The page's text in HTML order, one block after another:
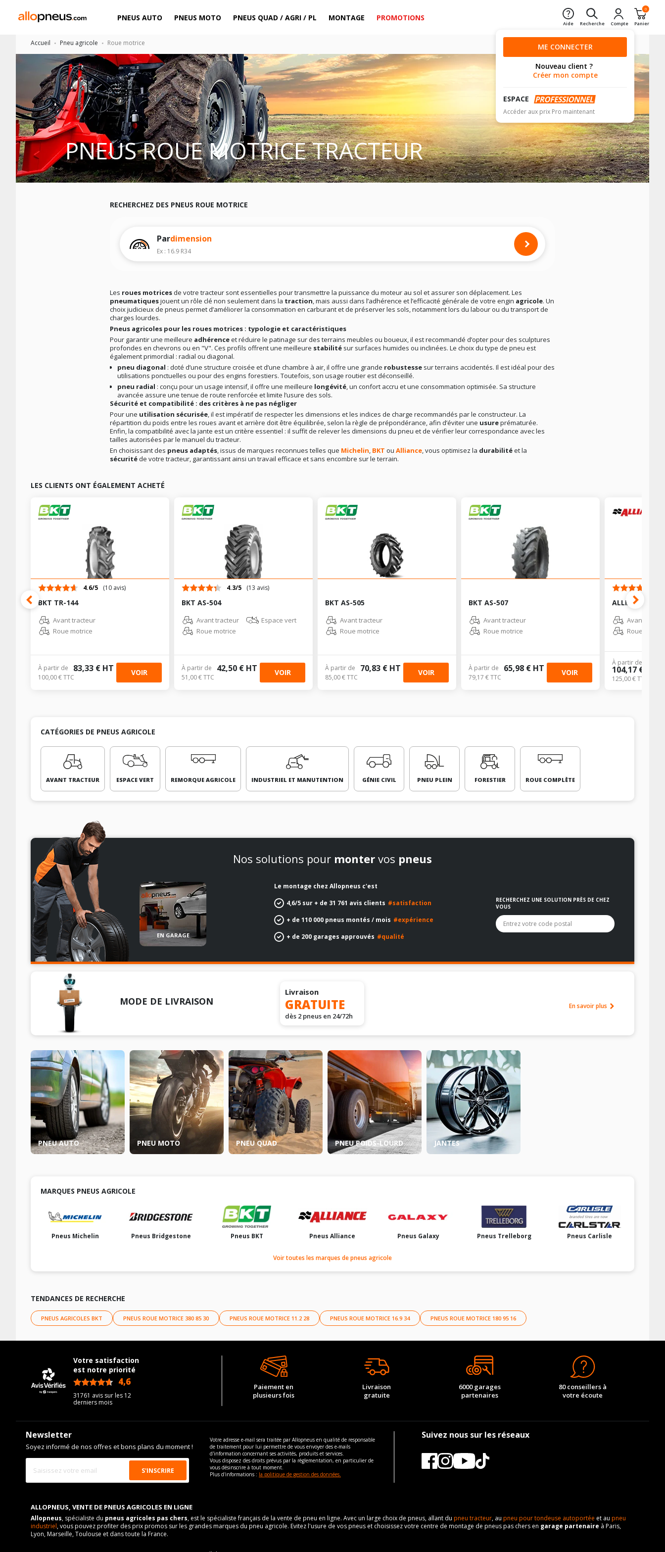
PNEUS AUTO PNEUS MOTO PNEUS QUAD / AGRI / PL MONTAGE PROMOTIONS
Aide Recherche Compte
0
Panier
ME CONNECTER
Nouveau client ?
Créer mon compte
ESPACE
Accéder aux prix Pro maintenant
Accueil Pneu agricole Roue motrice
PNEUS ROUE MOTRICE TRACTEUR
RECHERCHEZ DES PNEUS ROUE MOTRICE
Pardimension
Ex : 16.9 R34
Les roues motricesde votre tracteur sont essentielles pour transmettre la puissance du moteur au sol et assurer son déplacement. Les
pneumatiquesjouent un rôle clé non seulement dans la traction, mais aussi dans l’adhérence et l’efficacité générale de votre engin agricole. Un
choix judicieux de pneus permet d’améliorer la consommation en carburant et de préserver les sols, notamment lors du labour ou du transport de
charges lourdes.
Pneus agricoles pour les roues motrices : typologie et caractéristiques
Pour garantir une meilleure adhérenceet réduire le patinage sur des terrains meubles ou boueux, il est recommandé d’opter pour des sculptures
profondes en chevrons ou en "V". Ces profils offrent une meilleure stabilité sur surfaces humides ou inclinées. Le choix du type de pneu est
également primordial : radial ou diagonal.
pneu diagonal : doté d’une structure croisée et d’une chambre à air, il offre une grande robustesse sur terrains accidentés. Il est idéal pour des
utilisations ponctuelles ou pour des engins forestiers. Toutefois, son usage routier est déconseillé.
pneu radial : conçu pour un usage intensif, il offre une meilleure longévité, un confort accru et une consommation optimisée. Sa structure
avancée assure une tenue de route renforcée et limite l’usure des sols.
Sécurité et compatibilité : des critères à ne pas négliger
Pour une utilisation sécurisée, il est impératif de respecter les dimensions et les indices de charge recommandés par le constructeur. La
répartition du poids entre les roues avant et arrière doit être équilibrée, selon la règle de prépondérance, afin d’éviter une usureprématurée.
Enfin, la compatibilité avec la jante est un critère essentiel : il suffit de relever les dimensions du pneu et de vérifier leur correspondance avec les
tailles autorisées par le manuel du tracteur.
En choisissant des pneus adaptés, issus de marques reconnues telles que Michelin, BKT ou Alliance, vous optimisez la durabilitéet la
sécuritéde votre tracteur, garantissant ainsi un travail efficace et sans encombre sur le terrain.
LES CLIENTS ONT ÉGALEMENT ACHETÉ
4.6/5 (10 avis)
BKT TR-144
Avant tracteur
Roue motrice
À partir de 83,33 € HT
100,00 € TTC VOIR
4.3/5 (13 avis)
BKT AS-504
Avant tracteur
Espace vert
Roue motrice
À partir de 42,50 € HT
51,00 € TTC VOIR
BKT AS-505
Avant tracteur
Roue motrice
À partir de 70,83 € HT
85,00 € TTC VOIR
BKT AS-507
Avant tracteur
Roue motrice
À partir de 65,98 € HT
79,17 € TTC VOIR
ALLIANCE
Avant
Roue
À partir de
104,17 € HT
125,00 € TTC
CATÉGORIES DE PNEUS AGRICOLE
AVANT TRACTEUR ESPACE VERT REMORQUE AGRICOLE INDUSTRIEL ET MANUTENTION GÉNIE CIVIL PNEU PLEIN FORESTIER ROUE COMPLÈTE
Nos solutions pour monter vos pneus
EN GARAGE
Le montage chez Allopneus c'est
4,6/5 sur + de 31 761 avis clients #satisfaction
+ de 110 000 pneus montés / mois #expérience
+ de 200 garages approuvés #qualité
RECHERCHEZ UNE SOLUTION PRÈS DE CHEZ
VOUS
La liste des options sous le champ de recherche sera
MODE DE LIVRAISON
Livraison
GRATUITE
dès 2 pneus en 24/72h
En savoir plus
PNEU AUTO PNEU MOTO PNEU QUAD PNEU POIDS-LOURD JANTES
MARQUES PNEUS AGRICOLE
Pneus Michelin Pneus Bridgestone Pneus BKT Pneus Alliance Pneus Galaxy Pneus Trelleborg Pneus Carlisle
Voir toutes les marques de pneus agricole
TENDANCES DE RECHERCHE
PNEUS AGRICOLES BKT PNEUS ROUE MOTRICE 380 85 30 PNEUS ROUE MOTRICE 11.2 28 PNEUS ROUE MOTRICE 16.9 34 PNEUS ROUE MOTRICE 180 95 16
Votre satisfaction
est notre priorité
4,6
31761 avis sur les 12
derniers mois
Paiement en
plusieurs fois
Livraison
gratuite
6000 garages
partenaires
80 conseillers à
votre écoute
Newsletter
Soyez informé de nos offres et bons plans du moment !
Votre adresse e-mail sera traitée par Allopneus en qualité de responsable
de traitement pour lui permettre de vous envoyer des e-mails
d'information concernant ses activités, produits et services.
Vous disposez des droits prévus par la règlementation, en particulier de
vous désinscrire à tout moment.
Plus d'informations : la politique de gestion des données.
Suivez nous sur les réseaux
ALLOPNEUS, VENTE DE PNEUS AGRICOLES EN LIGNE
Allopneus, spécialiste du pneus agricoles pas chers, est le spécialiste français de la vente de pneu en ligne. Avec un large choix de pneus, allant du pneu tracteur, au pneu pour tondeuse autoportée et au pneu
industriel, vous pouvez profiter des prix promos sur les grandes marques du pneu agricole. Evitez l'usure de vos pneus et choisissez votre centre de montage de pneus pas chers en garage partenaire à Paris,
Lyon, Marseille, Toulouse et dans toute la France.